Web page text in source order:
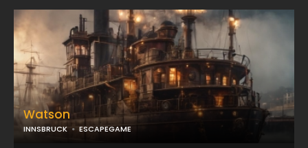
Watson
INNSBRUCK ESCAPEGAME